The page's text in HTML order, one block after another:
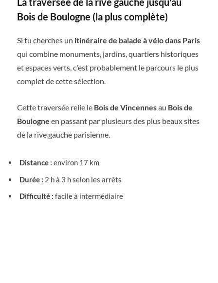
Bois de Boulogne (la plus complète)
Si tu cherches un itinéraire de balade à vélo dans Paris
qui combine monuments, jardins, quartiers historiques
et espaces verts, c'est probablement le parcours le plus
complet de cette sélection.
Cette traversée relie le Bois de Vincennesau Bois de
Boulogne en passant par plusieurs des plus beaux sites
de la rive gauche parisienne.
Distance : environ 17 km
Durée : 2 h à 3 h selon les arrêts
Difficulté : facile à intermédiaire